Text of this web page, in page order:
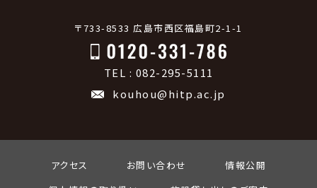
〒733-8533 広島市西区福島町2-1-1
TEL : 082-295-5111
kouhou@hitp.ac.jp
アクセス お問い合わせ
情報公開